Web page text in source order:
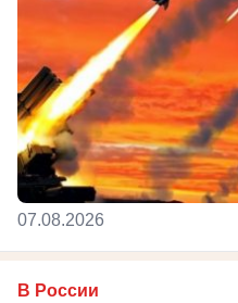
07.08.2026
В России